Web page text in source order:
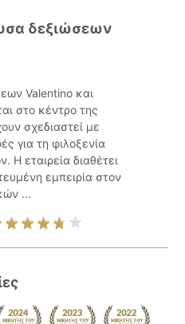
δεξιώσεων
Valentino και
στο κέντρο της
σχεδιαστεί με
για τη φιλοξενία
Η εταιρεία διαθέτει
εμπειρία στον
...